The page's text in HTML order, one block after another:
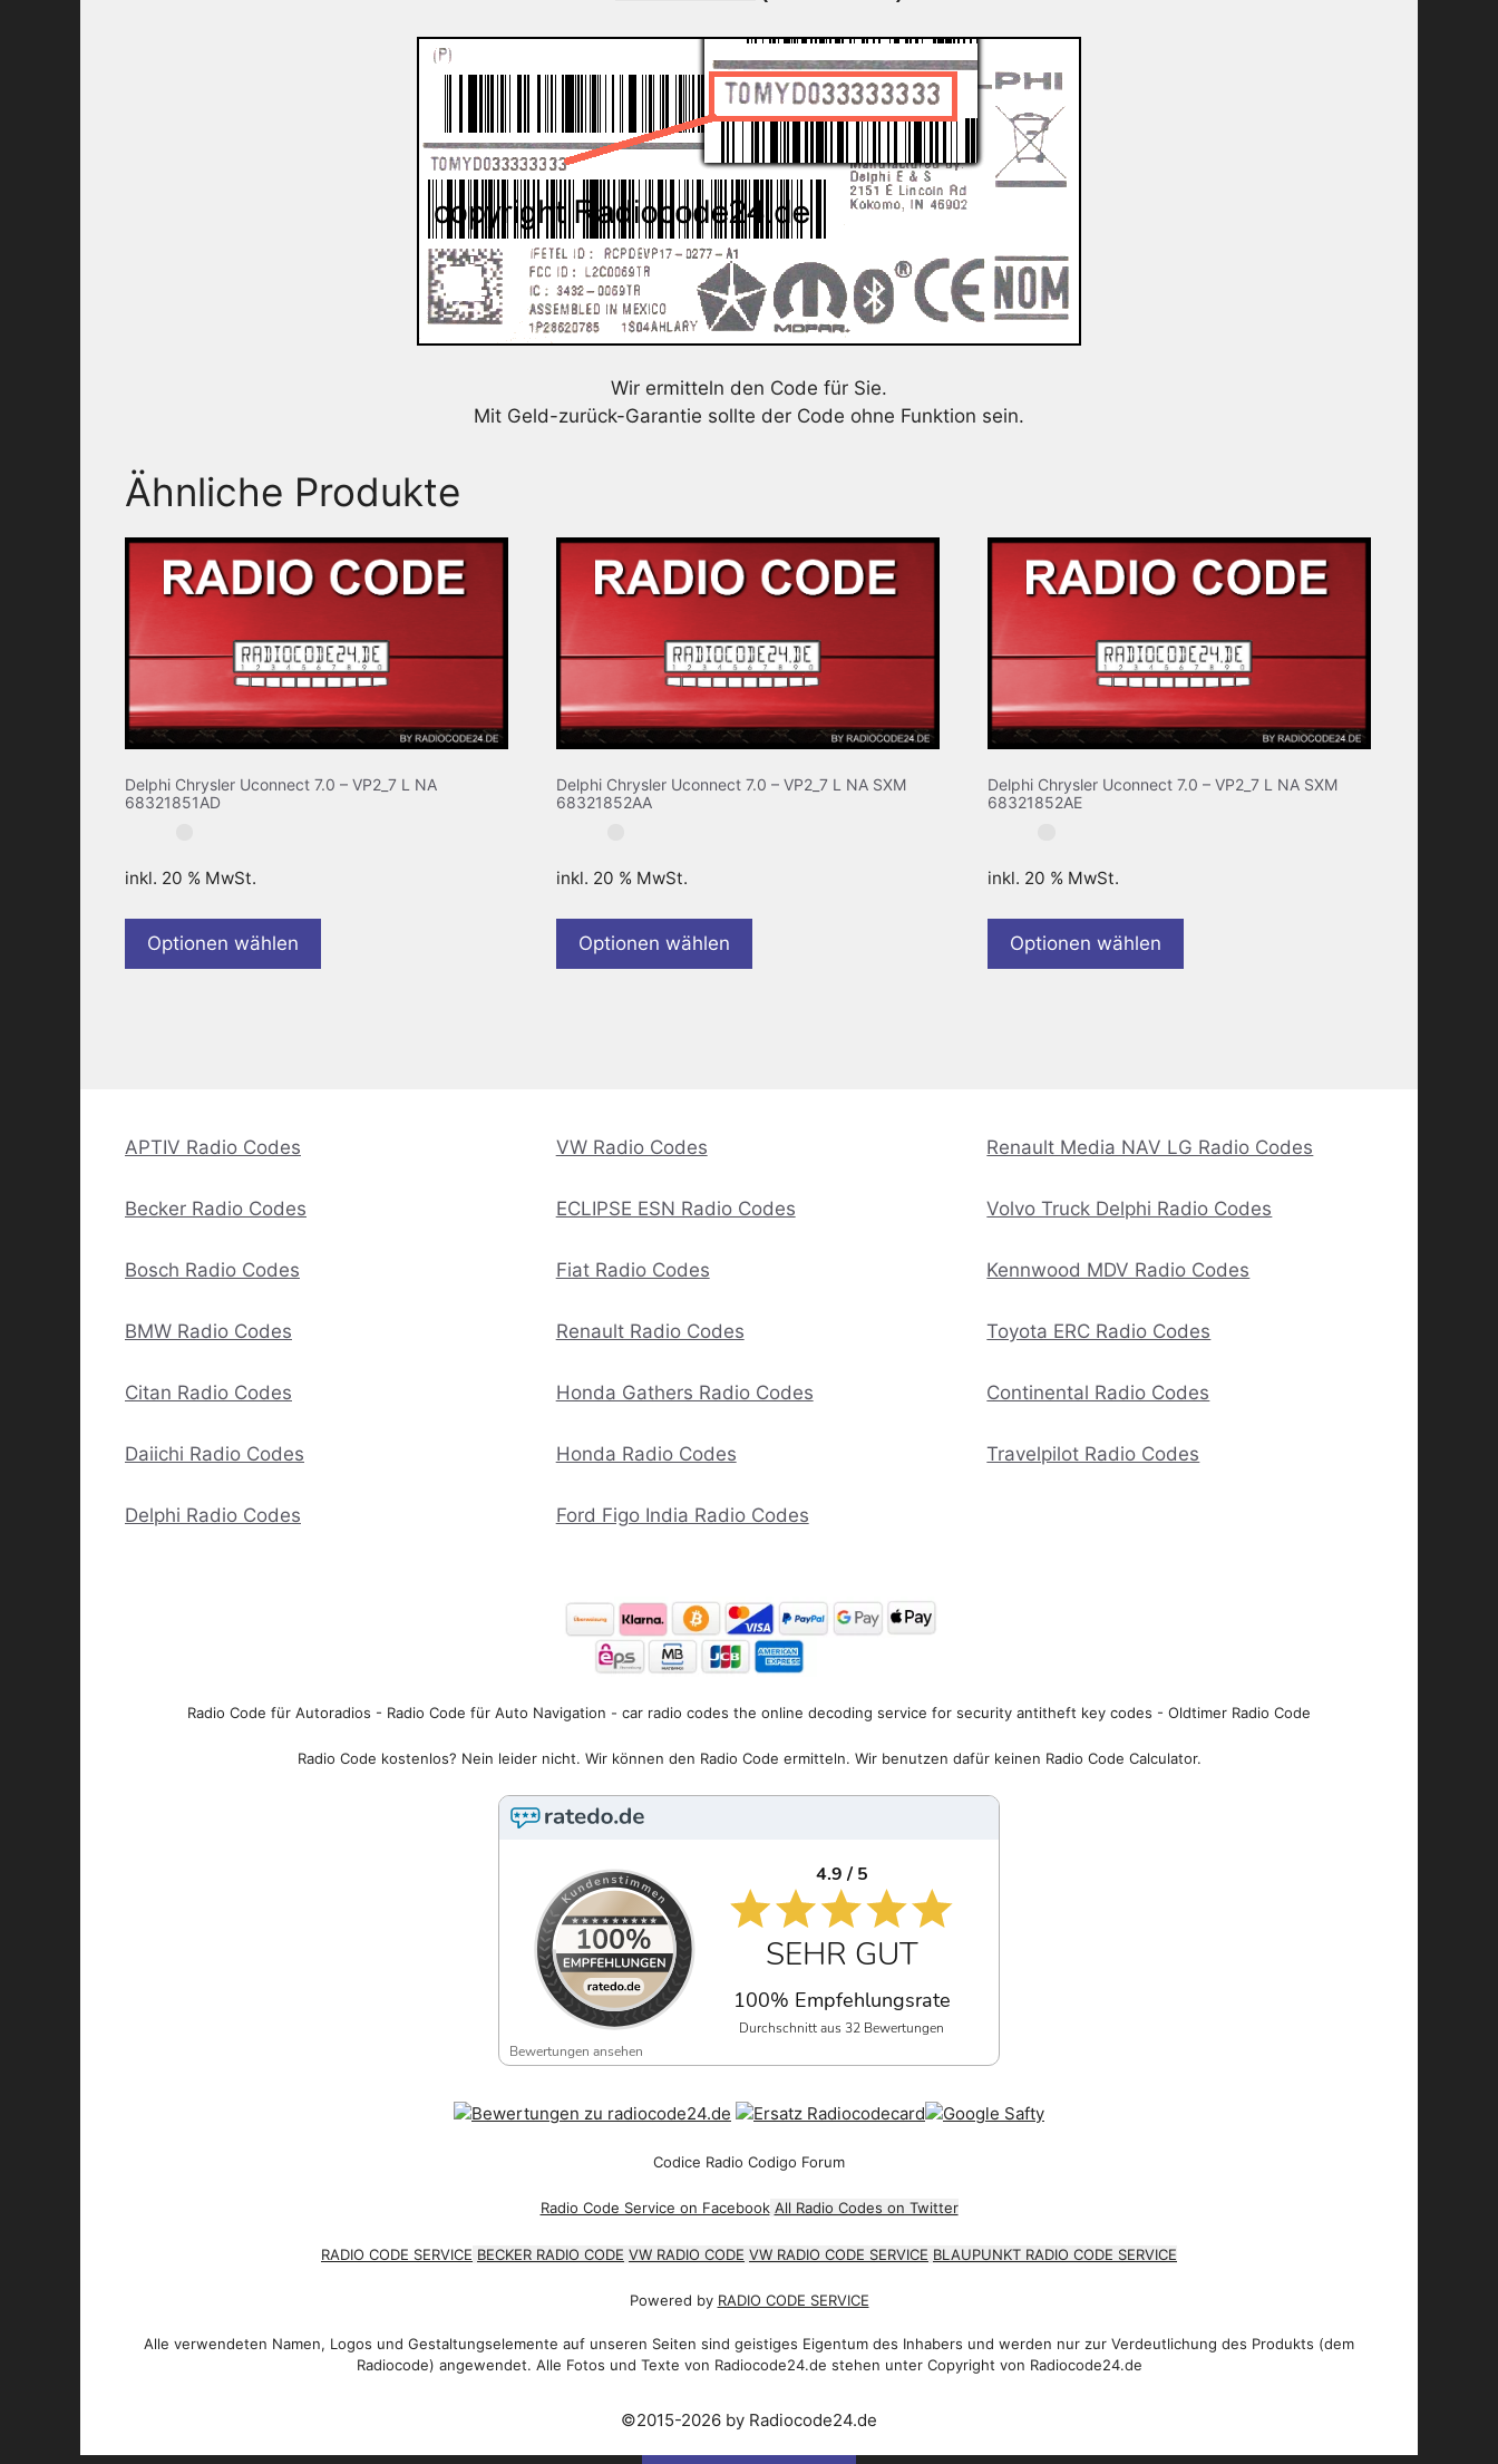
Wir ermitteln den Code für Sie.
Mit Geld-zurück-Garantie sollte der Code ohne Funktion sein.
Ähnliche Produkte
Delphi Chrysler Uconnect 7.0 – VP2_7 L NA
68321851AD
inkl. 20 % MwSt.
Optionen wählen
Delphi Chrysler Uconnect 7.0 – VP2_7 L NA SXM
68321852AA
inkl. 20 % MwSt.
Optionen wählen
Delphi Chrysler Uconnect 7.0 – VP2_7 L NA SXM
68321852AE
inkl. 20 % MwSt.
Optionen wählen
APTIV Radio Codes
Becker Radio Codes
Bosch Radio Codes
BMW Radio Codes
Citan Radio Codes
Daiichi Radio Codes
Delphi Radio Codes
VW Radio Codes
ECLIPSE ESN Radio Codes
Fiat Radio Codes
Renault Radio Codes
Honda Gathers Radio Codes
Honda Radio Codes
Ford Figo India Radio Codes
Renault Media NAV LG Radio Codes
Volvo Truck Delphi Radio Codes
Kennwood MDV Radio Codes
Toyota ERC Radio Codes
Continental Radio Codes
Travelpilot Radio Codes
Radio Code für Autoradios - Radio Code für Auto Navigation - car radio codes the online decoding service for security antitheft key codes - Oldtimer Radio Code
Radio Code kostenlos? Nein leider nicht. Wir können den Radio Code ermitteln. Wir benutzen dafür keinen Radio Code Calculator.
4.9 / 5
SEHR GUT
100% Empfehlungsrate
Durchschnitt aus 32 Bewertungen
Bewertungen ansehen
Codice Radio Codigo Forum
Radio Code Service on Facebook All Radio Codes on Twitter
RADIO CODE SERVICE BECKER RADIO CODE VW RADIO CODE VW RADIO CODE SERVICE BLAUPUNKT RADIO CODE SERVICE
Powered by RADIO CODE SERVICE
Alle verwendeten Namen, Logos und Gestaltungselemente auf unseren Seiten sind geistiges Eigentum des Inhabers und werden nur zur Verdeutlichung des Produkts (dem
Radiocode) angewendet. Alle Fotos und Texte von Radiocode24.de stehen unter Copyright von Radiocode24.de
©2015-2026 by Radiocode24.de